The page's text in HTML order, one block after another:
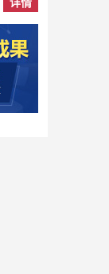
详情
详情
详情